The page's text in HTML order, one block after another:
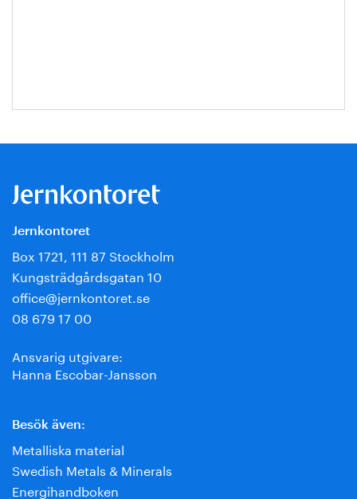
Jernkontoret
Box 1721, 111 87 Stockholm
Kungsträdgårdsgatan 10
office@jernkontoret.se
08 679 17 00
Ansvarig utgivare:
Hanna Escobar-Jansson
Besök även:
Metalliska material
Swedish Metals & Minerals
Energihandboken